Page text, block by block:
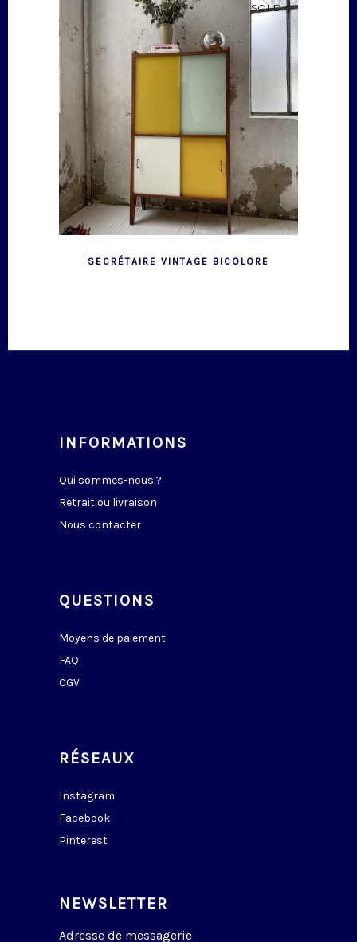
SOLD
SECRÉTAIRE VINTAGE BICOLORE
INFORMATIONS
Qui sommes-nous ?
Retrait ou livraison
Nous contacter
QUESTIONS
Moyens de paiement
FAQ
CGV
RÉSEAUX
Instagram
Facebook
Pinterest
NEWSLETTER
Adresse de messagerie